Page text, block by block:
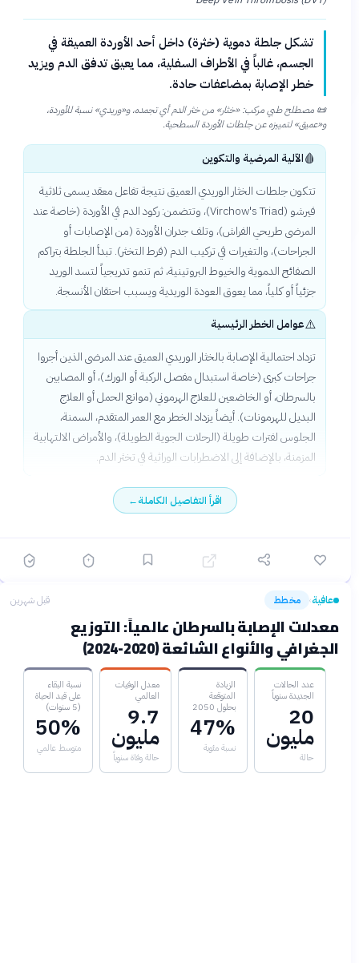
تشكل جلطة دموية (خثرة) داخل أحد الأوردة العميقة في
الجسم، غالباً في الأطراف السفلية، مما يعيق تدفق الدم ويزيد
خطر الإصابة بمضاعفات حادة.
📜 مصطلح طبي مركب: «خثار» من خثر الدم أي تجمده، و«وريدي» نسبة للأوردة،
و«عميق» لتمييزه عن جلطات الأوردة السطحية.
🩸الآلية المرضية والتكوين
تتكون جلطات الخثار الوريدي العميق نتيجة تفاعل معقد يسمى ثلاثية
فيرشو (Virchow's Triad)، وتتضمن: ركود الدم في الأوردة (خاصة عند
المرضى طريحي الفراش)، وتلف جدران الأوردة (من الإصابات أو
الجراحات)، والتغيرات في تركيب الدم (فرط التخثر). تبدأ الجلطة بتراكم
الصفائح الدموية والخيوط البروتينية، ثم تنمو تدريجياً لتسد الوريد
جزئياً أو كلياً، مما يعوق العودة الوريدية ويسبب احتقان الأنسجة.
⚠️عوامل الخطر الرئيسية
تزداد احتمالية الإصابة بالخثار الوريدي العميق عند المرضى الذين أجروا
جراحات كبرى (خاصة استبدال مفصل الركبة أو الورك)، أو المصابين
بالسرطان، أو الخاضعين للعلاج الهرموني (موانع الحمل أو العلاج
البديل للهرمونات). أيضاً يزداد الخطر مع العمر المتقدم، السمنة،
الجلوس لفترات طويلة (الرحلات الجوية الطويلة)، والأمراض الالتهابية
المزمنة، بالإضافة إلى الاضطرابات الوراثية في تخثر الدم.
اقرأ التفاصيل الكاملة←
عافية› مخطط قبل شهرين
معدلات الإصابة بالسرطان عالمياً: التوزيع
الجغرافي والأنواع الشائعة (2020-2024)
عدد الحالات
الجديدة سنوياً
20
مليون
حالة
الزيادة
المتوقعة
بحلول 2050
47%
نسبة مئوية
معدل الوفيات
العالمي
9.7
مليون
حالة وفاة سنوياً
نسبة البقاء
على قيد الحياة
(5 سنوات)
50%
متوسط عالمي